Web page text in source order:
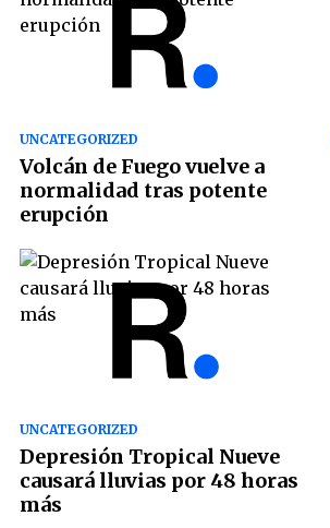
UNCATEGORIZED
Volcán de Fuego vuelve a
normalidad tras potente
erupción
UNCATEGORIZED
Depresión Tropical Nueve
causará lluvias por 48 horas
más